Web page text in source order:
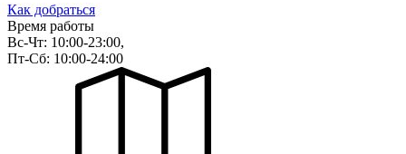
Как добраться
Время работы
Вс-Чт: 10:00-23:00,
Пт-Сб: 10:00-24:00